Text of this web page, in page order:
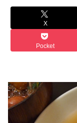
X
Pocket